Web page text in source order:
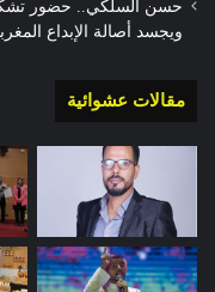
حسن السلكي.. حضور
ويجسد أصالة الإبداع
مقالات عشوائية